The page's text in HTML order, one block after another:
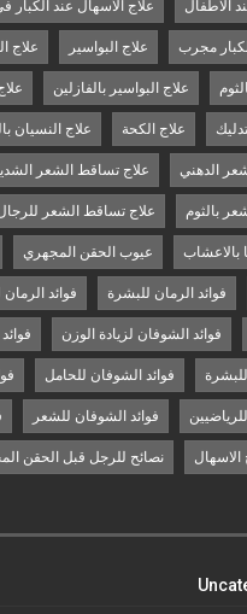
الاطفال علاج الاسهال عند الكبار
مجرب علاج البواسير علاج
علاج البواسير بالفازلين
علاج الكحة علاج النسيان
الدهني علاج تساقط الشعر
بالثوم علاج تساقط الشعر
بالاعشاب عيوب الحقن المجهري
فوائد الرمان للبشرة فوائد
فوائد الشوفان لزيادة الوزن
فوائد الشوفان للحامل
فوائد الشوفان للشعر
نصائح للرجل قبل الحقن